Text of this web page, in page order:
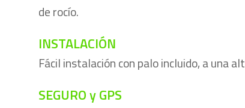
de rocío.
INSTALACIÓN
Fácil instalación con palo incluido, a una
SEGURO y GPS